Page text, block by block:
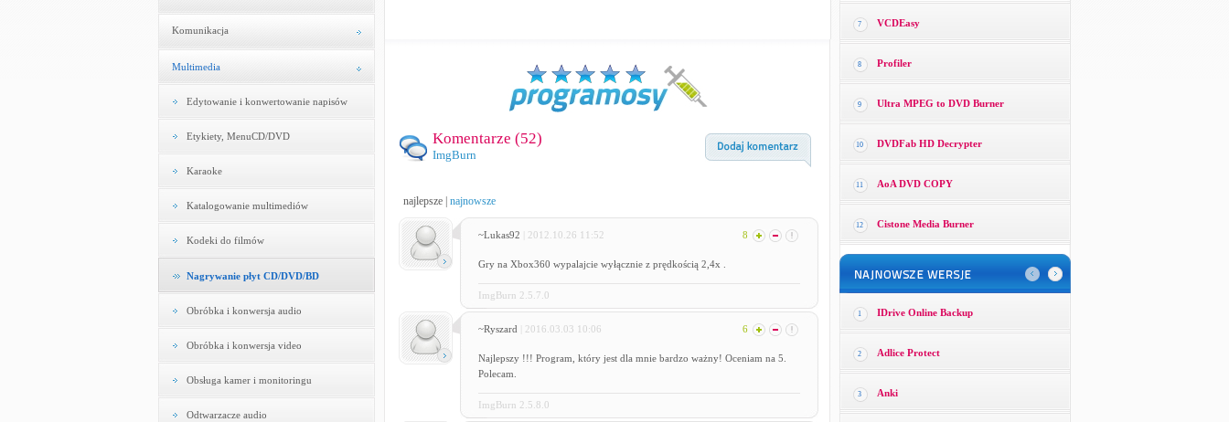
Komunikacja
Multimedia
Edytowanie i konwertowanie napisów
Etykiety, MenuCD/DVD
Karaoke
Katalogowanie multimediów
Kodeki do filmów
Nagrywanie płyt CD/DVD/BD
Obróbka i konwersja audio
Obróbka i konwersja video
Obsługa kamer i monitoringu
Odtwarzacze audio
Komentarze (52)
ImgBurn
najlepsze| najnowsze
~Lukas92 | 2012.10.26 11:52 8
Gry na Xbox360 wypalajcie wyłącznie z prędkością 2,4x .
ImgBurn 2.5.7.0
~Ryszard | 2016.03.03 10:06 6
Najlepszy !!! Program, który jest dla mnie bardzo ważny! Oceniam na 5.
Polecam.
ImgBurn 2.5.8.0
7 VCDEasy
8 Profiler
9 Ultra MPEG to DVD Burner
10 DVDFab HD Decrypter
11 AoA DVD COPY
12 Cistone Media Burner
1 IDrive Online Backup
2 Adlice Protect
3 Anki